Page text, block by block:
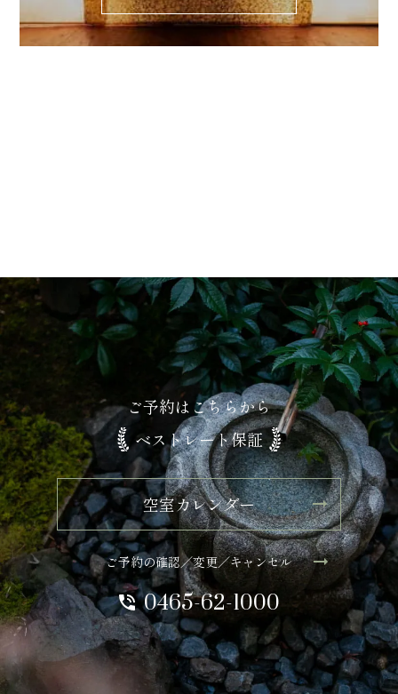
ご予約はこちらから
ベストレート保証
空室カレンダー
ご予約の確認／変更／キャンセル
0465-62-1000